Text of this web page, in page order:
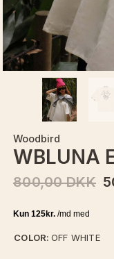
Woodbird
WBLUNA
800,00 DKK
COLOR: OFF WHITE